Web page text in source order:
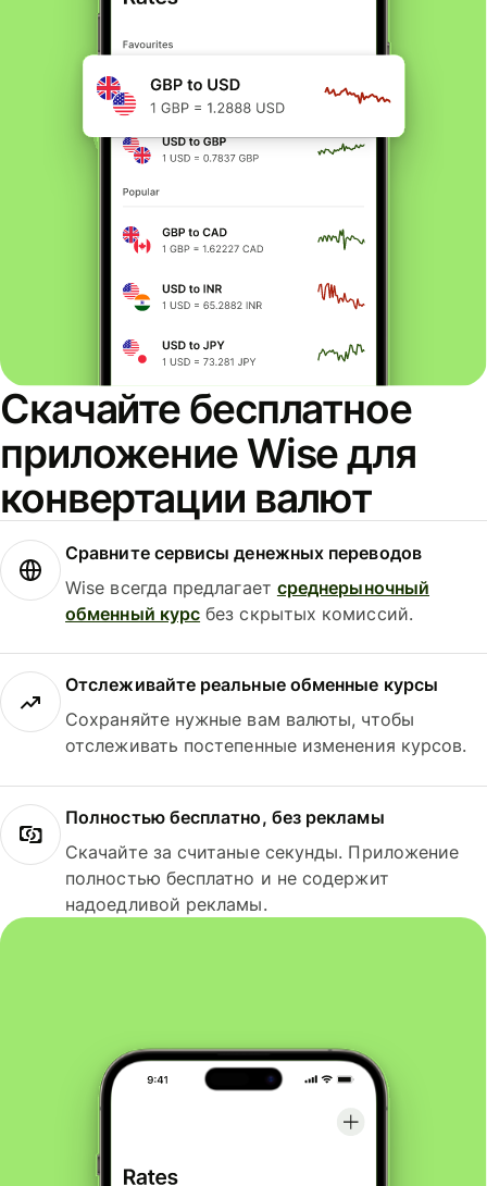
Скачайте бесплатное
приложение Wise для
конвертации валют
Сравните сервисы денежных переводов
Wise всегда предлагает среднерыночный
обменный курс без скрытых комиссий.
Отслеживайте реальные обменные курсы
Сохраняйте нужные вам валюты, чтобы
отслеживать постепенные изменения курсов.
Полностью бесплатно, без рекламы
Скачайте за считаные секунды. Приложение
полностью бесплатно и не содержит
надоедливой рекламы.